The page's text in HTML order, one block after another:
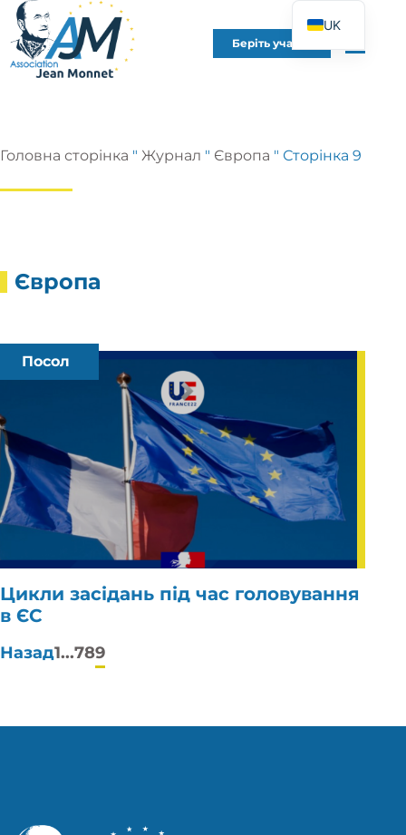
Беріть участь
Головна сторінка " Журнал " Європа " Сторінка 9
Європа
Посол
Цикли засідань під час головування
в ЄС
Пагінація
Назад1...789
UK
FR